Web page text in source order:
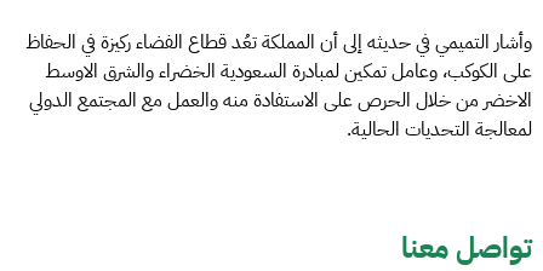
وأشار التميمي في حديثه إلى أن المملكة تعُد قطاع الفضاء ركيزة في الحفاظ
على الكوكب، وعامل تمكين لمبادرة السعودية الخضراء والشرق الاوسط
الاخضر من خلال الحرص على الاستفادة منه والعمل مع المجتمع الدولي
لمعالجة التحديات الحالية.
تواصل معنا